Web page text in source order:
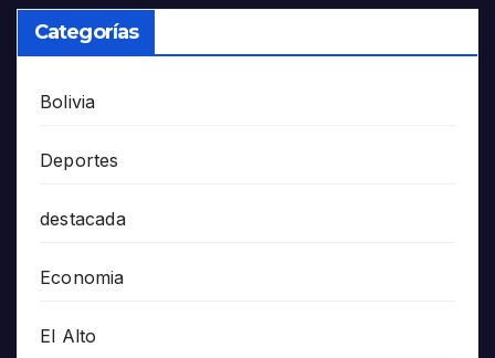
Categorías
Bolivia
Deportes
destacada
Economia
El Alto